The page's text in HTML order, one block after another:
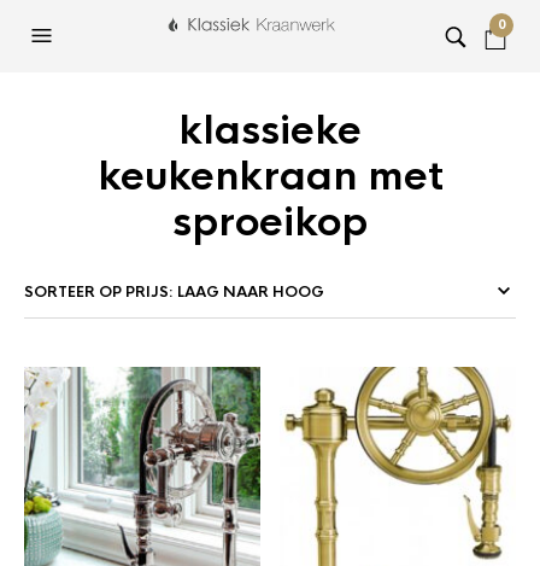
0
klassieke
keukenkraan met
sproeikop